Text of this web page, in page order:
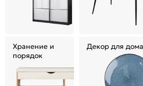
Хранение и
порядок
Декор для дома